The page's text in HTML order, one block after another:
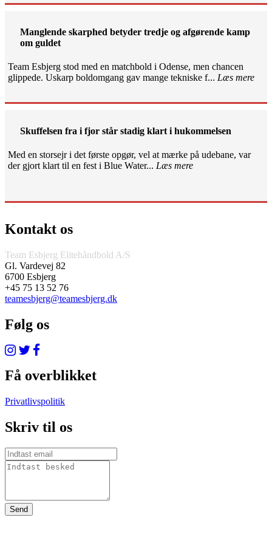
Manglende skarphed betyder tredje og afgørende kamp
om guldet
Team Esbjerg stod med en matchbold i Odense, men chancen
glippede. Uskarp boldomgang gav mange tekniske f... Læs mere
Skuffelsen fra i fjor står stadig klart i hukommelsen
Med en storsejr i det første opgør, vel at mærke på udebane, var
der gjort klart til en fest i Blue Water... Læs mere
Kontakt os
Team Esbjerg Elitehåndbold A/S
Gl. Vardevej 82
6700 Esbjerg
+45 75 13 52 76
teamesbjerg@teamesbjerg.dk
Følg os
Få overblikket
Privatlivspolitik
Skriv til os